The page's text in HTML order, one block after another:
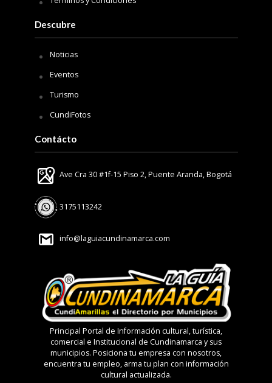
Descubre
Noticias
Eventos
Turismo
CundiFotos
Contácto
Ave Cra 30 #1f-15 Piso 2, Puente Aranda, Bogotá
3175113242
info@laguiacundinamarca.com
Principal Portal de Información cultural, turística,
comercial e Institucional de Cundinamarca y sus
municipios. Posiciona tu empresa con nosotros,
encuentra tu empleo, arma tu plan con información
cultural actualizada.